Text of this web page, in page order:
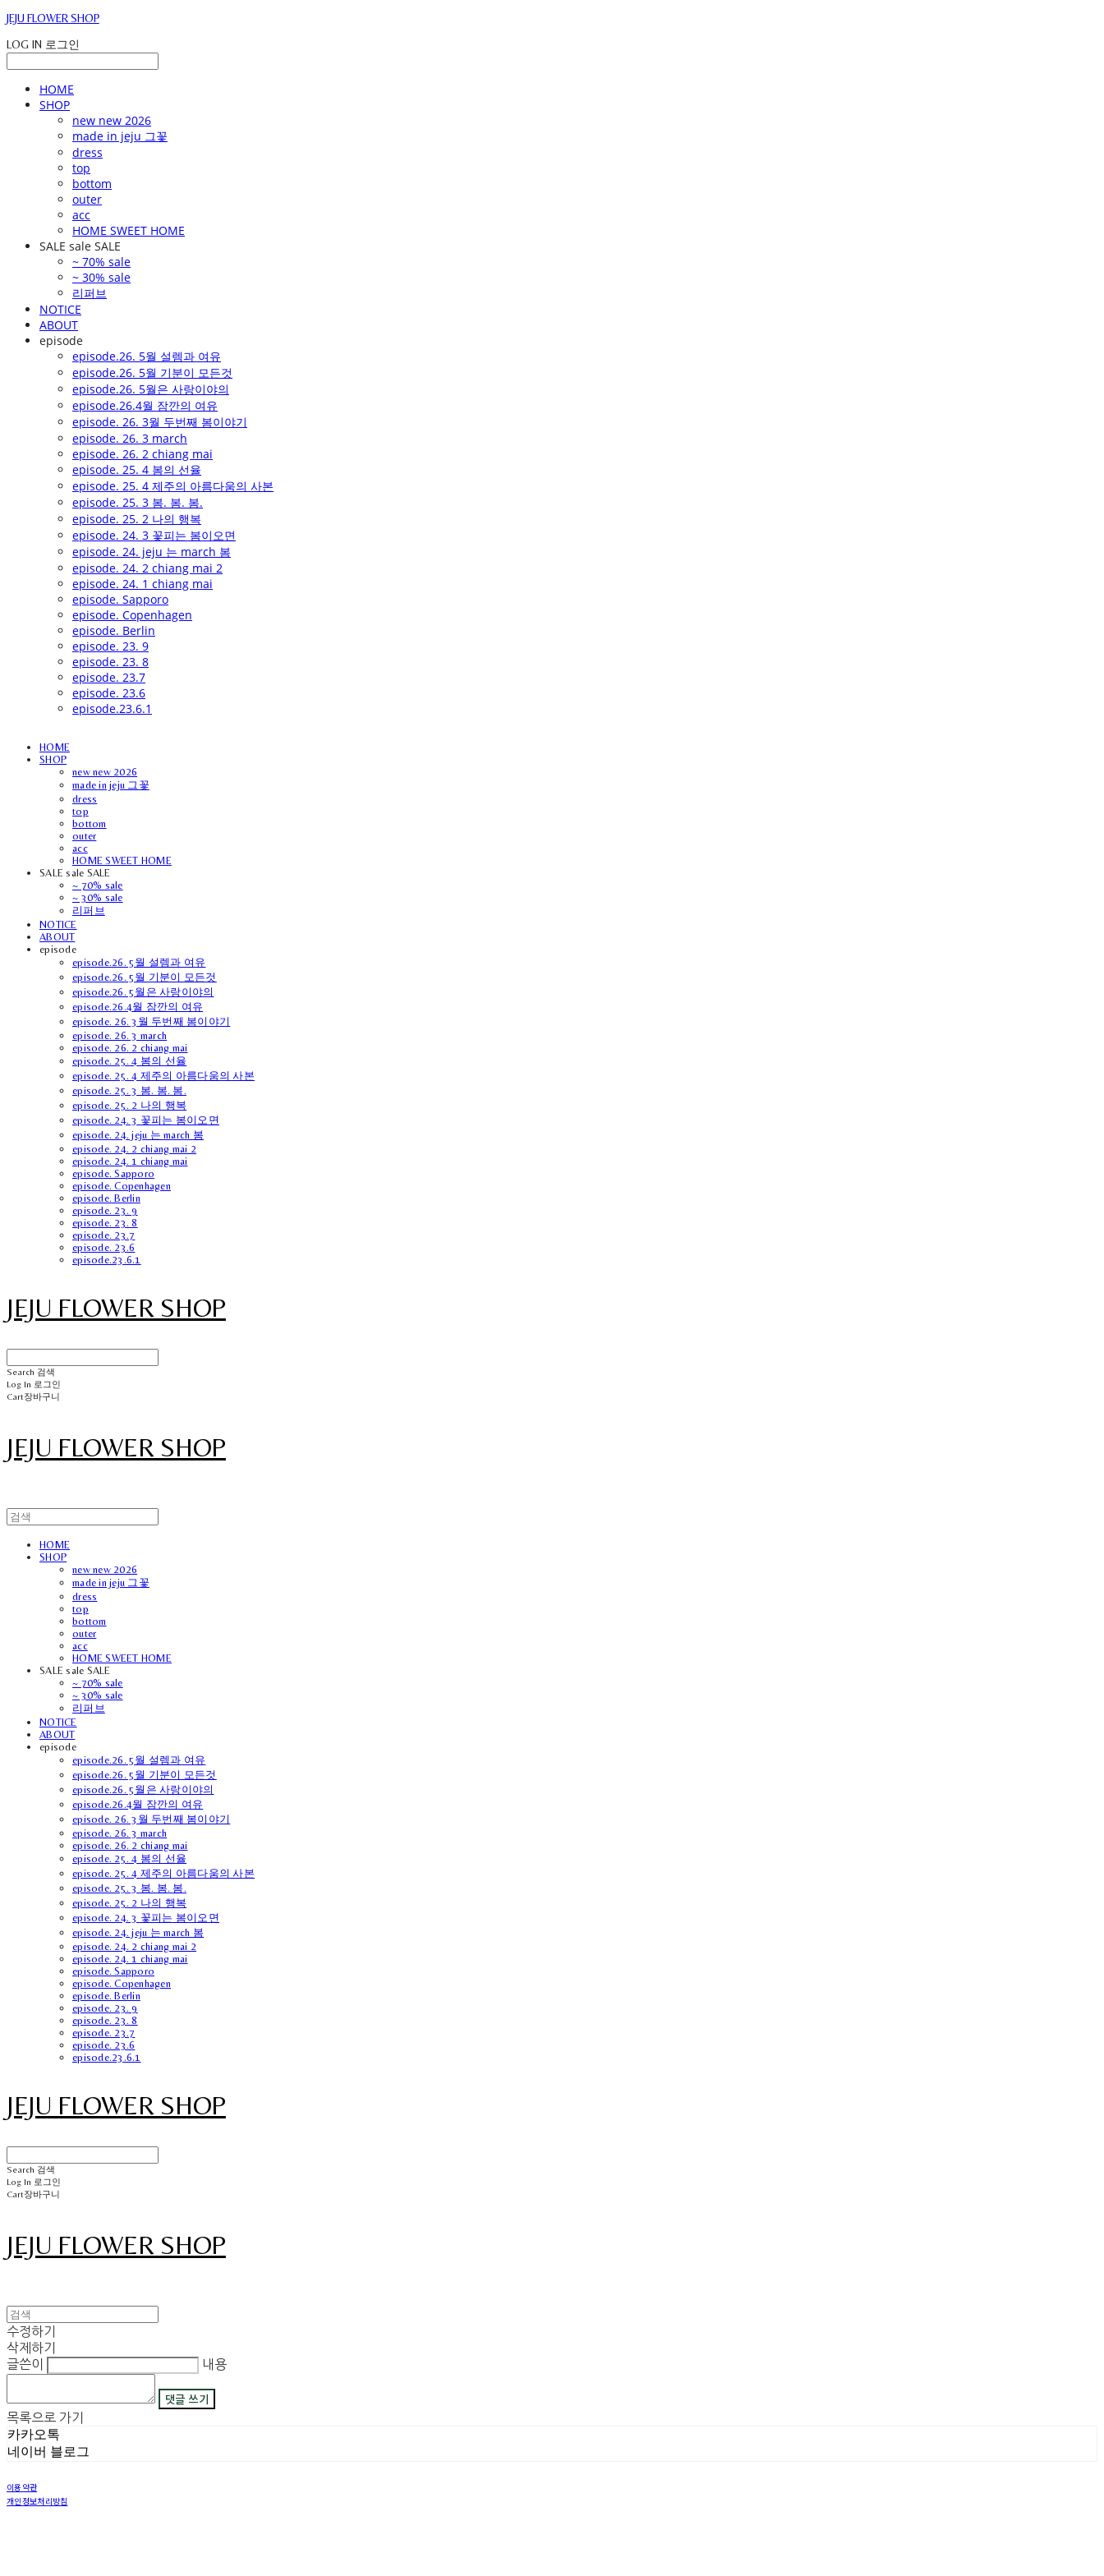
JEJU FLOWER SHOP
LOG IN 로그인
HOME
SHOP
new new 2026
made in jeju 그꽃
dress
top
bottom
outer
acc
HOME SWEET HOME
SALE sale SALE
~ 70% sale
~ 30% sale
리퍼브
NOTICE
ABOUT
episode
episode.26. 5월 설렘과 여유
episode.26. 5월 기분이 모든것
episode.26. 5월은 사랑이야의
episode.26.4월 잠깐의 여유
episode. 26. 3월 두번째 봄이야기
episode. 26. 3 march
episode. 26. 2 chiang mai
episode. 25. 4 봄의 선율
episode. 25. 4 제주의 아름다움의 사본
episode. 25. 3 봄. 봄. 봄.
episode. 25. 2 나의 행복
episode. 24. 3 꽃피는 봄이오면
episode. 24. jeju 는 march 봄
episode. 24. 2 chiang mai 2
episode. 24. 1 chiang mai
episode. Sapporo
episode. Copenhagen
episode. Berlin
episode. 23. 9
episode. 23. 8
episode. 23.7
episode. 23.6
episode.23.6.1
HOME
SHOP
new new 2026
made in jeju 그꽃
dress
top
bottom
outer
acc
HOME SWEET HOME
SALE sale SALE
~ 70% sale
~ 30% sale
리퍼브
NOTICE
ABOUT
episode
episode.26. 5월 설렘과 여유
episode.26. 5월 기분이 모든것
episode.26. 5월은 사랑이야의
episode.26.4월 잠깐의 여유
episode. 26. 3월 두번째 봄이야기
episode. 26. 3 march
episode. 26. 2 chiang mai
episode. 25. 4 봄의 선율
episode. 25. 4 제주의 아름다움의 사본
episode. 25. 3 봄. 봄. 봄.
episode. 25. 2 나의 행복
episode. 24. 3 꽃피는 봄이오면
episode. 24. jeju 는 march 봄
episode. 24. 2 chiang mai 2
episode. 24. 1 chiang mai
episode. Sapporo
episode. Copenhagen
episode. Berlin
episode. 23. 9
episode. 23. 8
episode. 23.7
episode. 23.6
episode.23.6.1
JEJU FLOWER SHOP
Search 검색
Log In 로그인
Cart장바구니
JEJU FLOWER SHOP
HOME
SHOP
new new 2026
made in jeju 그꽃
dress
top
bottom
outer
acc
HOME SWEET HOME
SALE sale SALE
~ 70% sale
~ 30% sale
리퍼브
NOTICE
ABOUT
episode
episode.26. 5월 설렘과 여유
episode.26. 5월 기분이 모든것
episode.26. 5월은 사랑이야의
episode.26.4월 잠깐의 여유
episode. 26. 3월 두번째 봄이야기
episode. 26. 3 march
episode. 26. 2 chiang mai
episode. 25. 4 봄의 선율
episode. 25. 4 제주의 아름다움의 사본
episode. 25. 3 봄. 봄. 봄.
episode. 25. 2 나의 행복
episode. 24. 3 꽃피는 봄이오면
episode. 24. jeju 는 march 봄
episode. 24. 2 chiang mai 2
episode. 24. 1 chiang mai
episode. Sapporo
episode. Copenhagen
episode. Berlin
episode. 23. 9
episode. 23. 8
episode. 23.7
episode. 23.6
episode.23.6.1
JEJU FLOWER SHOP
Search 검색
Log In 로그인
Cart장바구니
JEJU FLOWER SHOP
수정하기
삭제하기
글쓴이
내용
댓글 쓰기
목록으로 가기
카카오톡
네이버 블로그
이용약관
개인정보처리방침